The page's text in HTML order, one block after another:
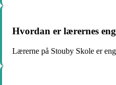
Hvordan er lærernes
Lærerne på Stouby Skole er